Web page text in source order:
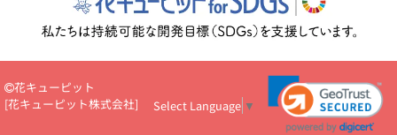
花キューピットのお祝いコラム一覧
誕生日のお花を「色
彩心理学」で選ぶ方法
結婚祝いの予算相場
出産祝いお役立ち情
ール
新築引っ越し祝いコラム お祝い花のマナー総まとめ
職
場上司や先輩へ贈るお祝い花の正解は？
開店祝いの花 選び方ガイ
花キューピット
[花キューピット株式会社] Select Language ▼